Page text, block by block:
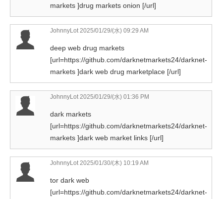
markets ]drug markets onion [/url]
JohnnyLot2025/01/29/(水) 09:29 AM
deep web drug markets
[url=https://github.com/darknetmarkets24/darknet-
markets ]dark web drug marketplace [/url]
JohnnyLot2025/01/29/(水) 01:36 PM
dark markets
[url=https://github.com/darknetmarkets24/darknet-
markets ]dark web market links [/url]
JohnnyLot2025/01/30/(木) 10:19 AM
tor dark web
[url=https://github.com/darknetmarkets24/darknet-